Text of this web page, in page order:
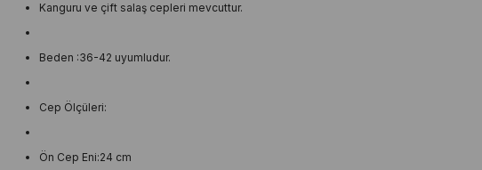
Kanguru ve çift salaş cepleri mevcuttur.
Beden :36-42 uyumludur.
Cep Ölçüleri:
Ön Cep Eni:24 cm